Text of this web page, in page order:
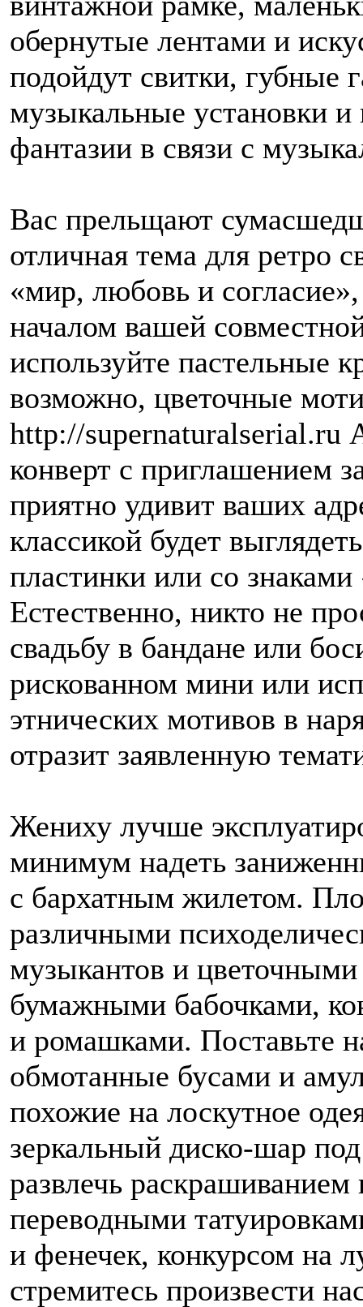
обернутые лентами и
подойдут свитки,
музыкальные установки и
фантазии в связи с
Вас прельщают
отличная тема для ретро
«мир, любовь и
началом вашей
используйте пастельные
возможно, цветочные
http://
конверт с приглашением
приятно удивит ваших
классикой будет
пластинки или со
Естественно, никто не
свадьбу в бандане или
рискованном мини или
этнических мотивов в
отразит заявленную
Жениху лучше
минимум надеть
с бархатным жилетом.
различными
музыкантов и
бумажными бабочками,
и ромашками. Поставьте
обмотанные бусами и
похожие на лоскутное
зеркальный диско-шар
развлечь
переводными
и фенечек, конкурсом на
стремитесь произвести